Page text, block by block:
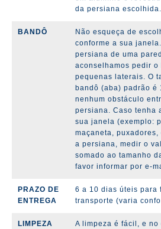
da persiana escolhida.
BANDÔ
Não esqueça de
conforme a sua
persiana de uma
aconselhamos pedir o
pequenas laterais. O
bandô (aba) padrão é
nenhum obstáculo
persiana. Caso tenha
sua janela (exemplo:
maçaneta,
a persiana, medir o
somado ao tamanho
favor informar por e-
PRAZO DE
ENTREGA
6 a 10 dias úteis para
transporte (varia
LIMPEZA
A limpeza é fácil, e